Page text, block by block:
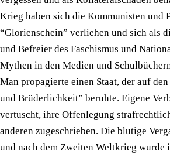
Krieg haben sich die Kommunisten und
“Glorienschein” verliehen und sich als
und Befreier des Faschismus und
Mythen in den Medien und
Man propagierte einen Staat, der auf
und Brüderlichkeit” beruhte. Eigene
vertuscht, ihre Offenlegung
anderen zugeschrieben. Die blutige
und nach dem Zweiten Weltkrieg wurde